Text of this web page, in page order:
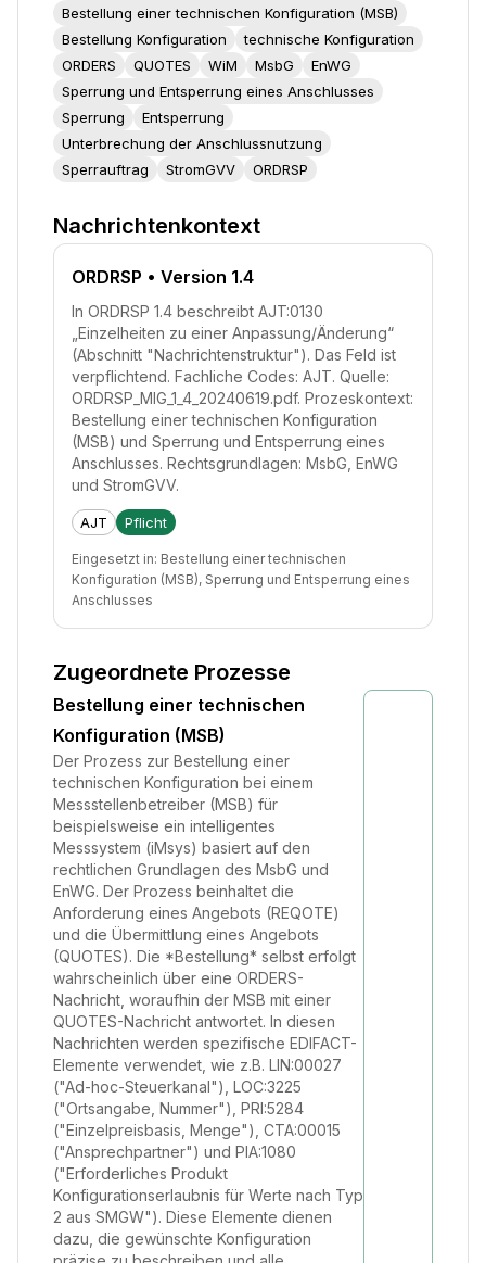
Bestellung einer technischen Konfiguration (MSB)
Bestellung Konfiguration
technische Konfiguration
ORDERS
QUOTES WiM MsbG
EnWG
Sperrung und Entsperrung eines Anschlusses
Sperrung
Entsperrung
Unterbrechung der Anschlussnutzung
Sperrauftrag
StromGVV ORDRSP
Nachrichtenkontext
ORDRSP • Version 1.4
In ORDRSP 1.4 beschreibt AJT:0130
„Einzelheiten zu einer Anpassung/Änderung“
(Abschnitt "Nachrichtenstruktur"). Das Feld ist
verpflichtend. Fachliche Codes: AJT. Quelle:
ORDRSP_MIG_1_4_20240619.pdf. Prozeskontext:
Bestellung einer technischen Konfiguration
(MSB) und Sperrung und Entsperrung eines
Anschlusses. Rechtsgrundlagen: MsbG, EnWG
und StromGVV.
AJT Pflicht
Eingesetzt in: Bestellung einer technischen
Konfiguration (MSB), Sperrung und Entsperrung eines
Anschlusses
Zugeordnete Prozesse
Bestellung einer technischen
Konfiguration (MSB)
Der Prozess zur Bestellung einer
technischen Konfiguration bei einem
Messstellenbetreiber (MSB) für
beispielsweise ein intelligentes
Messsystem (iMsys) basiert auf den
rechtlichen Grundlagen des MsbG und
EnWG. Der Prozess beinhaltet die
Anforderung eines Angebots (REQOTE)
und die Übermittlung eines Angebots
(QUOTES). Die *Bestellung* selbst erfolgt
wahrscheinlich über eine ORDERS-
Nachricht, woraufhin der MSB mit einer
QUOTES-Nachricht antwortet. In diesen
Nachrichten werden spezifische EDIFACT-
Elemente verwendet, wie z.B. LIN:00027
("Ad-hoc-Steuerkanal"), LOC:3225
("Ortsangabe, Nummer"), PRI:5284
("Einzelpreisbasis, Menge"), CTA:00015
("Ansprechpartner") und PIA:1080
("Erforderliches Produkt
Konfigurationserlaubnis für Werte nach Typ
2 aus SMGW"). Diese Elemente dienen
dazu, die gewünschte Konfiguration